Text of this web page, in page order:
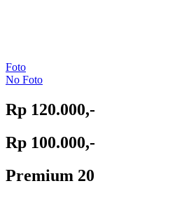
Foto
No Foto
Rp 120.000,-
Rp 100.000,-
Premium 20